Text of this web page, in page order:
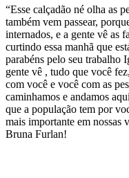
“Esse calçadão né olha as
também vem passear,
internados, e a gente vê as
curtindo essa manhã que
parabéns pelo seu trabalho
gente vê , tudo que você
com você e você com as
caminhamos e andamos
que a população tem por
mais importante em nossas
Bruna Furlan!